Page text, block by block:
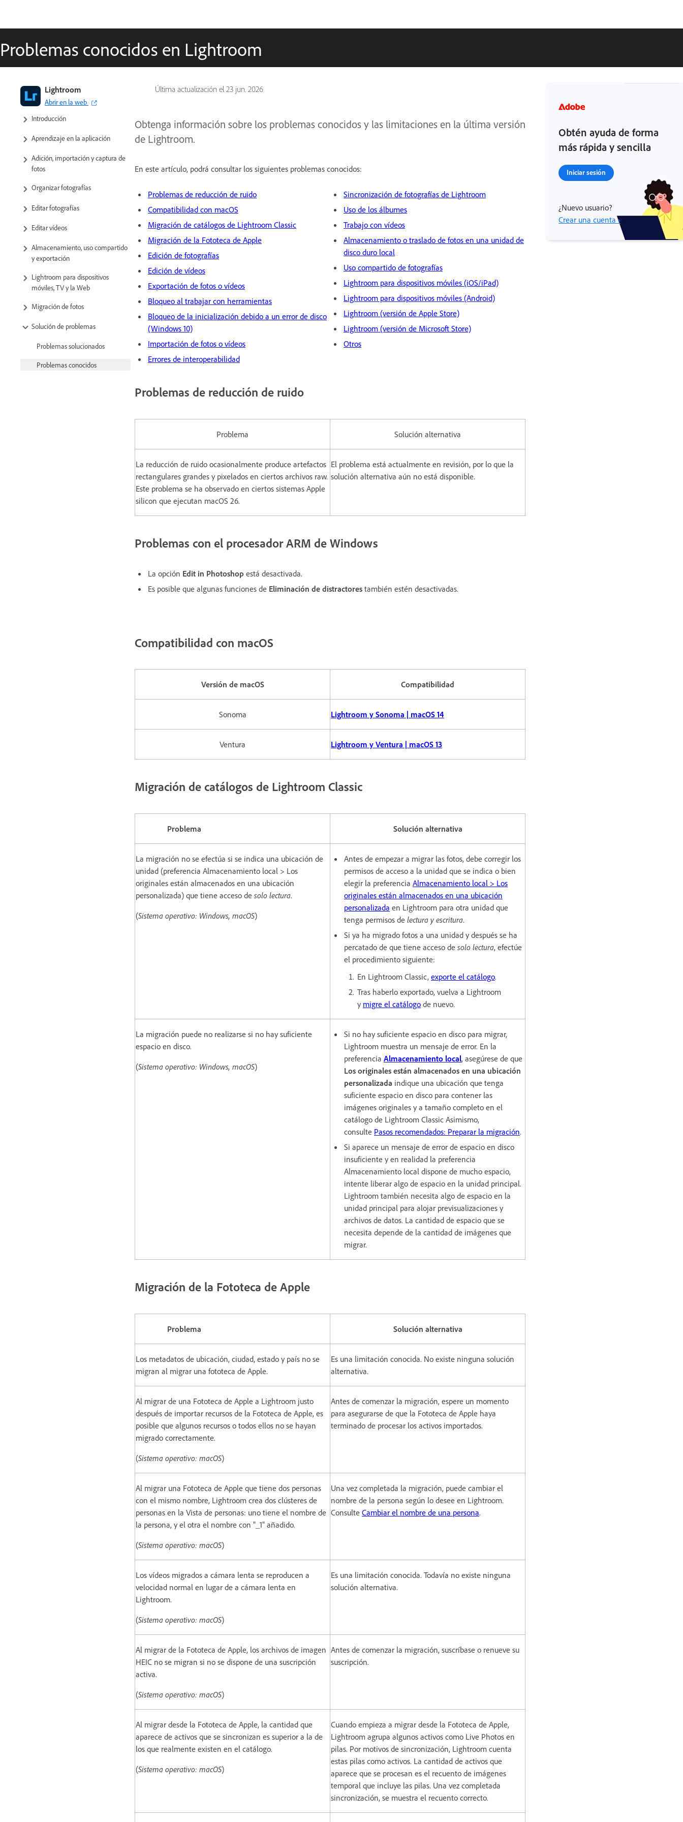
Problemas conocidos en Lightroom
Última actualización el 23 jun. 2026
Lightroom
Abrir en la web
Guía del usuario de Adobe
Lightroom
Introducción
Aprendizaje en la aplicación
Adición, importación y captura de
fotos
Organizar fotografías
Editar fotografías
Editar vídeos
Almacenamiento, uso compartido
y exportación
Lightroom para dispositivos
móviles, TV y la Web
Migración de fotos
Solución de problemas
Problemas solucionados
Problemas conocidos
Obtenga información sobre los problemas conocidos y las limitaciones en la última versión
de Lightroom.
En este artículo, podrá consultar los siguientes problemas conocidos:
Problemas de reducción de ruido
Compatibilidad con macOS
Migración de catálogos de Lightroom Classic
Migración de la Fototeca de Apple
Edición de fotografías
Edición de vídeos
Exportación de fotos o vídeos
Bloqueo al trabajar con herramientas
Bloqueo de la inicialización debido a un error de disco
(Windows 10)
Importación de fotos o vídeos
Errores de interoperabilidad
Sincronización de fotografías de Lightroom
Uso de los álbumes
Trabajo con vídeos
Almacenamiento o traslado de fotos en una unidad de
disco duro local
Uso compartido de fotografías
Lightroom para dispositivos móviles (iOS/iPad)
Lightroom para dispositivos móviles (Android)
Lightroom (versión de Apple Store)
Lightroom (versión de Microsoft Store)
Otros
Problemas de reducción de ruido
Problema Solución alternativa
La reducción de ruido ocasionalmente produce artefactos
rectangulares grandes y pixelados en ciertos archivos raw.
Este problema se ha observado en ciertos sistemas Apple
silicon que ejecutan macOS 26.
El problema está actualmente en revisión, por lo que la
solución alternativa aún no está disponible.
Problemas con el procesador ARM de Windows
La opción Edit in Photoshop está desactivada.
Es posible que algunas funciones de Eliminación de distractores también estén desactivadas.
Compatibilidad con macOS
Versión de macOS Compatibilidad
Sonoma Lightroom y Sonoma | macOS 14
Ventura Lightroom y Ventura | macOS 13
Migración de catálogos de Lightroom Classic
Problema Solución alternativa
La migración no se efectúa si se indica una ubicación de
unidad (preferencia Almacenamiento local > Los
originales están almacenados en una ubicación
personalizada) que tiene acceso de solo lectura.
(Sistema operativo: Windows, macOS)
Antes de empezar a migrar las fotos, debe corregir los
permisos de acceso a la unidad que se indica o bien
elegir la preferencia Almacenamiento local > Los
originales están almacenados en una ubicación
personalizada en Lightroom para otra unidad que
tenga permisos de lectura y escritura.
Si ya ha migrado fotos a una unidad y después se ha
percatado de que tiene acceso de solo lectura, efectúe
el procedimiento siguiente:
En Lightroom Classic, exporte el catálogo.
Tras haberlo exportado, vuelva a Lightroom
y migre el catálogo de nuevo.
La migración puede no realizarse si no hay suficiente
espacio en disco.
(Sistema operativo: Windows, macOS)
Si no hay suficiente espacio en disco para migrar,
Lightroom muestra un mensaje de error. En la
preferencia Almacenamiento local, asegúrese de que
Los originales están almacenados en una ubicación
personalizada indique una ubicación que tenga
suficiente espacio en disco para contener las
imágenes originales y a tamaño completo en el
catálogo de Lightroom Classic Asimismo,
consulte Pasos recomendados: Preparar la migración.
Si aparece un mensaje de error de espacio en disco
insuficiente y en realidad la preferencia
Almacenamiento local dispone de mucho espacio,
intente liberar algo de espacio en la unidad principal.
Lightroom también necesita algo de espacio en la
unidad principal para alojar previsualizaciones y
archivos de datos. La cantidad de espacio que se
necesita depende de la cantidad de imágenes que
migrar.
Migración de la Fototeca de Apple
Problema Solución alternativa
Los metadatos de ubicación, ciudad, estado y país no se
migran al migrar una fototeca de Apple.
Es una limitación conocida. No existe ninguna solución
alternativa.
Al migrar de una Fototeca de Apple a Lightroom justo
después de importar recursos de la Fototeca de Apple, es
posible que algunos recursos o todos ellos no se hayan
migrado correctamente.
(Sistema operativo: macOS)
Antes de comenzar la migración, espere un momento
para asegurarse de que la Fototeca de Apple haya
terminado de procesar los activos importados.
Al migrar una Fototeca de Apple que tiene dos personas
con el mismo nombre, Lightroom crea dos clústeres de
personas en la Vista de personas: uno tiene el nombre de
la persona, y el otra el nombre con "_1" añadido.
(Sistema operativo: macOS)
Una vez completada la migración, puede cambiar el
nombre de la persona según lo desee en Lightroom.
Consulte Cambiar el nombre de una persona.
Los vídeos migrados a cámara lenta se reproducen a
velocidad normal en lugar de a cámara lenta en
Lightroom.
(Sistema operativo: macOS)
Es una limitación conocida. Todavía no existe ninguna
solución alternativa.
Al migrar de la Fototeca de Apple, los archivos de imagen
HEIC no se migran si no se dispone de una suscripción
activa.
(Sistema operativo: macOS)
Antes de comenzar la migración, suscríbase o renueve su
suscripción.
Al migrar desde la Fototeca de Apple, la cantidad que
aparece de activos que se sincronizan es superior a la de
los que realmente existen en el catálogo.
(Sistema operativo: macOS)
Cuando empieza a migrar desde la Fototeca de Apple,
Lightroom agrupa algunos activos como Live Photos en
pilas. Por motivos de sincronización, Lightroom cuenta
estas pilas como activos. La cantidad de activos que
aparece que se procesan es el recuento de imágenes
temporal que incluye las pilas. Una vez completada
sincronización, se muestra el recuento correcto.
Obtén ayuda de forma
más rápida y sencilla
Iniciar sesión
¿Nuevo usuario?
Crear una cuenta ›